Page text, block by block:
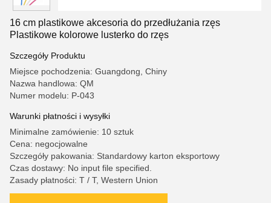
16 cm plastikowe akcesoria do przedłużania rzęs
Plastikowe kolorowe lusterko do rzęs
Szczegóły Produktu
Miejsce pochodzenia: Guangdong, Chiny
Nazwa handlowa: QM
Numer modelu: P-043
Warunki płatności i wysyłki
Minimalne zamówienie: 10 sztuk
Cena: negocjowalne
Szczegóły pakowania: Standardowy karton eksportowy
Czas dostawy: No input file specified.
Zasady płatności: T / T, Western Union